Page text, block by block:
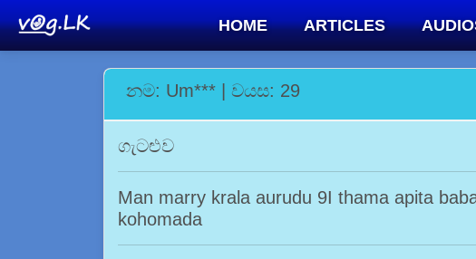
HOME ARTICLES
නම: Um*** | වයස: 29
ගැටළුව
Man marry krala aurudu 9I thama apita
kohomada